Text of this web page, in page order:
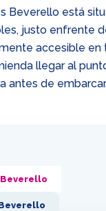
Beverello está
justo enfrente
accesible en
llegar al
antes de